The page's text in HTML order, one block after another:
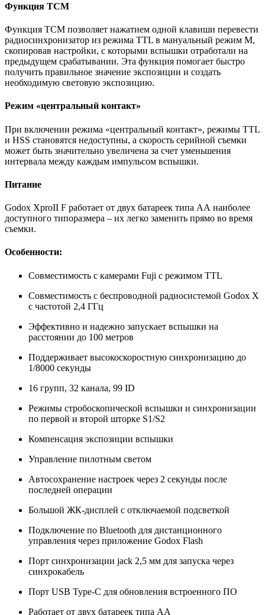
Функция TCM
Функция TCM позволяет нажатием одной клавиши перевести
радиосинхронизатор из режима TTL в мануальный режим М,
скопировав настройки, с которыми вспышки отработали на
предыдущем срабатывании. Эта функция помогает быстро
получить правильное значение экспозиции и создать
необходимую световую экспозицию.
Режим «центральный контакт»
При включении режима «центральный контакт», режимы TTL
и HSS становятся недоступны, а скорость серийной съемки
может быть значительно увеличена за счет уменьшения
интервала между каждым импульсом вспышки.
Питание
Godox XproII F работает от двух батареек типа АА наиболее
доступного типоразмера – их легко заменить прямо во время
съемки.
Особенности:
Совместимость с камерами Fuji с режимом TTL
Совместимость с беспроводной радиосистемой Godox X
с частотой 2,4 ГГц
Эффективно и надежно запускает вспышки на
расстоянии до 100 метров
Поддерживает высокоскоростную синхронизацию до
1/8000 секунды
16 групп, 32 канала, 99 ID
Режимы стробоскопической вспышки и синхронизации
по первой и второй шторке S1/S2
Компенсация экспозиции вспышки
Управление пилотным светом
Автосохранение настроек через 2 секунды после
последней операции
Большой ЖК-дисплей с отключаемой подсветкой
Подключение по Bluetooth для дистанционного
управления через приложение Godox Flash
Порт синхронизации jack 2,5 мм для запуска через
синхрокабель
Порт USB Type-C для обновления встроенного ПО
Работает от двух батареек типа АА